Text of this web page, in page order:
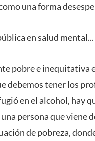
una forma
en salud mental...
pobre e inequitativa
debemos tener los
en el alcohol, hay
persona que viene
de pobreza,